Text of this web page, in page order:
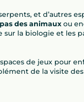
et d’autres
des animaux ou
la biologie et les
de jeux pour
de la visite